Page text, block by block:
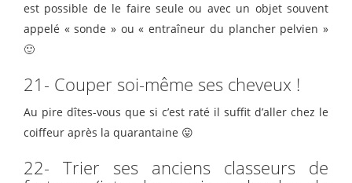
est possible de le faire seule ou avec un objet souvent
appelé « sonde » ou « entraîneur du plancher pelvien »
🙂
21- Couper soi-même ses cheveux !
Au pire dîtes-vous que si c’est raté il suffit d’aller chez le
coiffeur après la quarantaine 😛
22- Trier ses anciens classeurs de